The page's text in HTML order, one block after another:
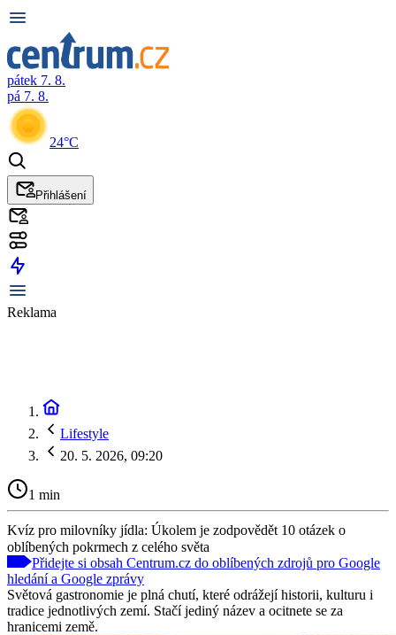
pátek 7. 8.
pá 7. 8.
24°C
Přihlášení
Reklama
Lifestyle
20. 5. 2026, 09:20
1 min
Kvíz pro milovníky jídla: Úkolem je zodpovědět 10 otázek o
oblíbených pokrmech z celého světa
Přidejte si obsah Centrum.cz do oblíbených zdrojů pro Google
hledání a Google zprávy
Světová gastronomie je plná chutí, které odrážejí historii, kulturu i
tradice jednotlivých zemí. Stačí jediný název a ocitnete se za
hranicemi země.